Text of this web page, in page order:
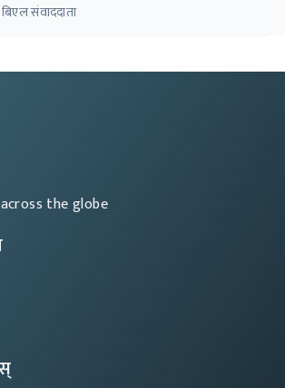
बिएल संवाददाता
the globe